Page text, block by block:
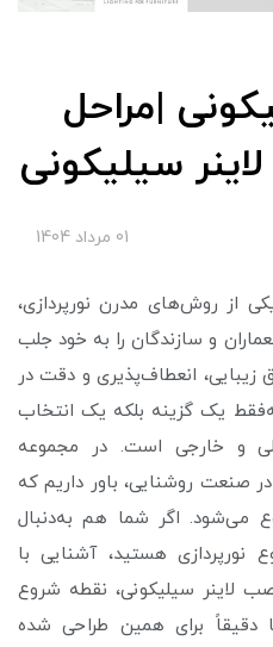
|مراحل
سیلیکونی
01 مرداد 1404
از روش‌های مدرن نورپردازی،
و سازندگان را به خود جلب
انعطاف‌پذیری و دقت در
یک گزینه بلکه یک انتخاب
و خارجی است. در مجموعه
صنعت روشنایی، باور داریم که
می‌شود. اگر شما هم به‌دنبال
نورپردازی هستید، آشنایی با
لاینر سیلیکونی، نقطه شروع
دقیقاً برای همین طراحی شده